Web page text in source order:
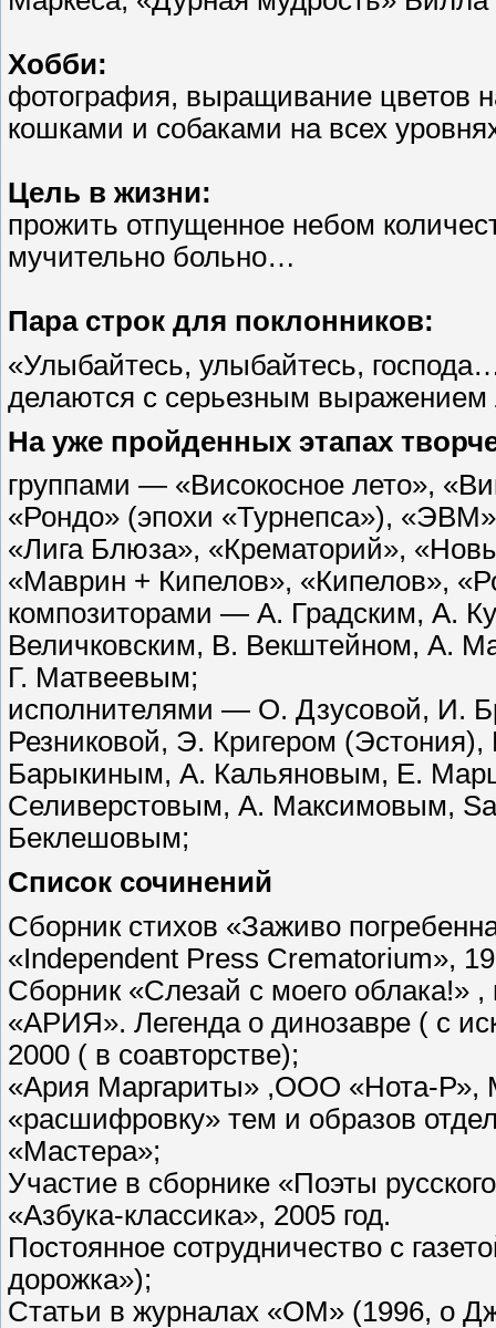
Хобби:
фотография, выращивание цветов
кошками и собаками на всех
Цель в жизни:
прожить отпущенное небом
мучительно больно…
Пара строк для поклонников:
«Улыбайтесь, улыбайтесь,
делаются с серьезным выражением
На уже пройденных этапах
группами — «Високосное лето»,
«Рондо» (эпохи «Турнепса»),
«Лига Блюза», «Крематорий»,
«Маврин + Кипелов», «Кипелов»,
композиторами — А. Градским, А.
Величковским, В. Векштейном, А.
Г. Матвеевым;
исполнителями — О. Дзусовой, И.
Резниковой, Э. Кригером
Барыкиным, А. Кальяновым, Е.
Селиверстовым, А. Максимовым,
Беклешовым;
Список сочинений
Сборник стихов «Заживо
«Independent Press Crematorium»,
Сборник «Слезай с моего облака!»
«АРИЯ». Легенда о динозавре ( с
2000 ( в соавторстве);
«Ария Маргариты» ,ООО «Нота-Р»,
«расшифровку» тем и образов
«Мастера»;
Участие в сборнике «Поэты
«Азбука-классика», 2005 год.
Постоянное сотрудничество с
дорожка»);
Статьи в журналах «ОМ» (1996, о